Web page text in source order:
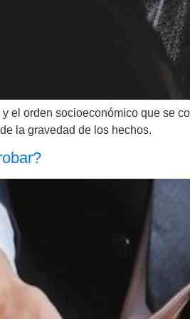
el orden socioeconómico que se
la gravedad de los hechos.